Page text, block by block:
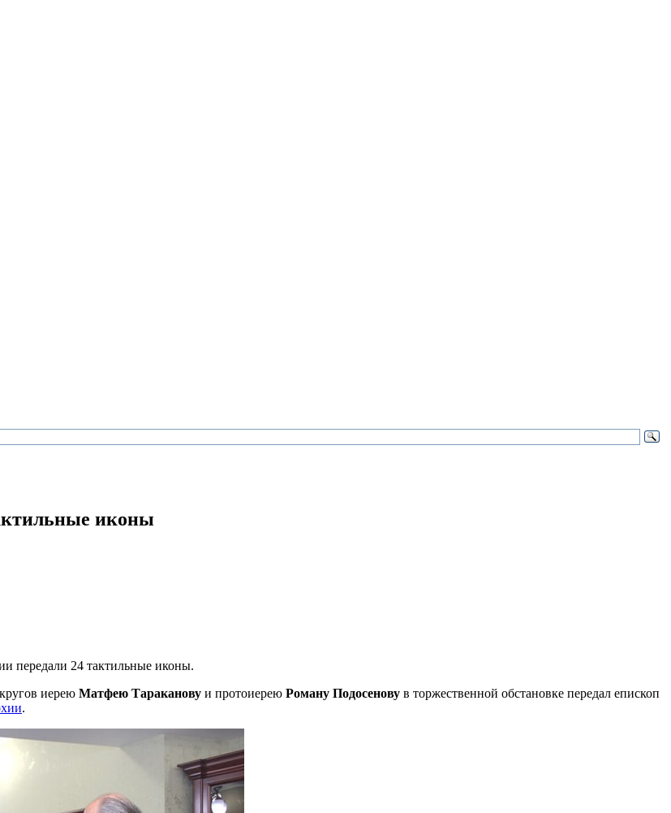
иконы
передали 24 тактильные иконы.
иерею Матфею Тараканову и протоиерею Роману Подосенову в торжественной обстановке передал епископ
.